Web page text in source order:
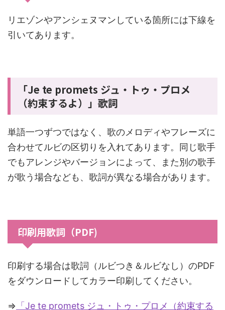
リエゾンやアンシェヌマンしている箇所には下線を
引いてあります。
「Je te promets ジュ・トゥ・プロメ
（約束するよ）」歌詞
単語一つずつではなく、歌のメロディやフレーズに
合わせてルビの区切りを入れてあります。同じ歌手
でもアレンジやバージョンによって、また別の歌手
が歌う場合なども、歌詞が異なる場合があります。
印刷用歌詞（PDF)
印刷する場合は歌詞（ルビつき＆ルビなし）のPDF
をダウンロードしてカラー印刷してください。
⇒ 「Je te promets ジュ・トゥ・プロメ（約束する